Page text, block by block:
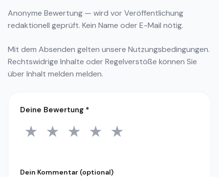
Anonyme Bewertung — wird vor Veröffentlichung
redaktionell geprüft. Kein Name oder E-Mail nötig.
Mit dem Absenden gelten unsere Nutzungsbedingungen.
Rechtswidrige Inhalte oder Regelverstöße können Sie
überInhalt melden melden.
Deine Bewertung *
1 Stern
★ 2 Sterne
★ 3 Sterne
★ 4 Sterne
★ 5 Sterne
★
Dein Kommentar (optional)